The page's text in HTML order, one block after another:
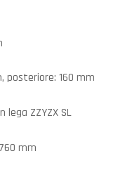
posteriore: 160 mm
ZZYZX SL
mm